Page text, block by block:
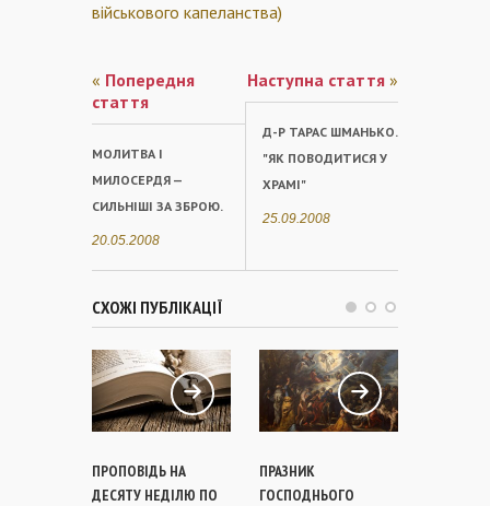
військового капеланства)
« Попередня
стаття
МОЛИТВА І
МИЛОСЕРДЯ —
СИЛЬНІШІ ЗА ЗБРОЮ.
20.05.2008
Наступна стаття »
Д-Р ТАРАС ШМАНЬКО.
"ЯК ПОВОДИТИСЯ У
ХРАМІ"
25.09.2008
СХОЖІ ПУБЛІКАЦІЇ
ПРОПОВІДЬ НА
ДЕСЯТУ НЕДІЛЮ ПО
ПРАЗНИК
ГОСПОДНЬОГО